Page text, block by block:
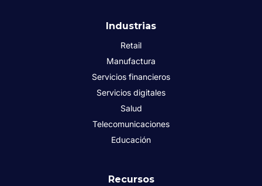
Industrias
Retail
Manufactura
Servicios financieros
Servicios digitales
Salud
Telecomunicaciones
Educación
Recursos